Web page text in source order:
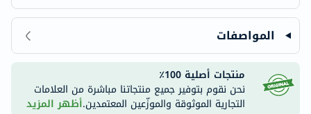
المواصفات
منتجات أصلية 100٪
نحن نقوم بتوفير جميع منتجاتنا مباشرة من العلامات
التجارية الموثوقة والموزّعين المعتمدين.أظهر المزيد